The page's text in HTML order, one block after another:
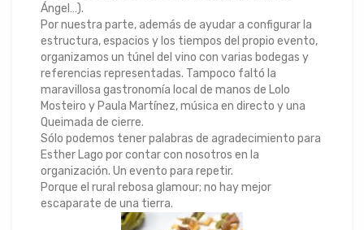
Ángel…).
Por nuestra parte, además de ayudar a configurar la
estructura, espacios y los tiempos del propio evento,
organizamos un túnel del vino con varias bodegas y
referencias representadas. Tampoco faltó la
maravillosa gastronomía local de manos de Lolo
Mosteiro y Paula Martínez, música en directo y una
Queimada de cierre.
Sólo podemos tener palabras de agradecimiento para
Esther Lago por contar con nosotros en la
organización. Un evento para repetir.
Porque el rural rebosa glamour; no hay mejor
escaparate de una tierra.